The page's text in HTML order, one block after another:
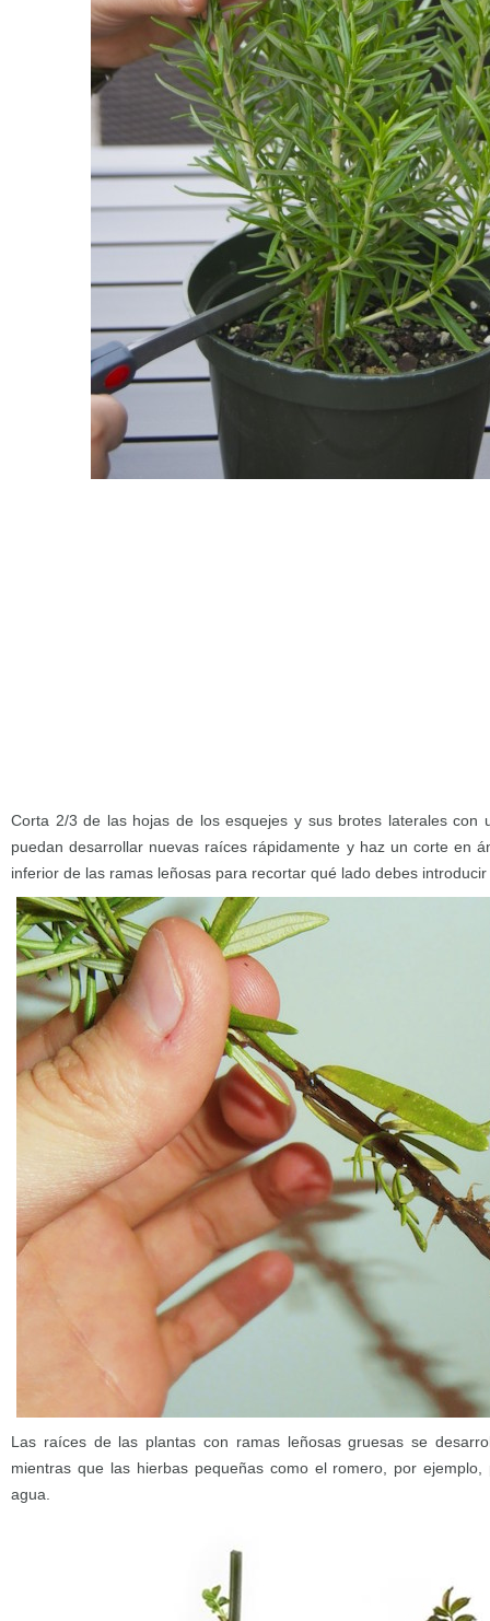
Corta 2/3 de las hojas de los esquejes y sus brotes laterales con
puedan desarrollar nuevas raíces rápidamente y haz un corte en
inferior de las ramas leñosas para recortar qué lado debes
Las raíces de las plantas con ramas leñosas gruesas se
mientras que las hierbas pequeñas como el romero, por
agua.